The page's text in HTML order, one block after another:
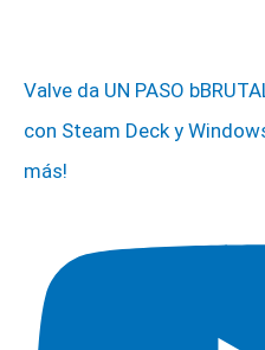
Valve da UN PASO
con Steam Deck y
más!